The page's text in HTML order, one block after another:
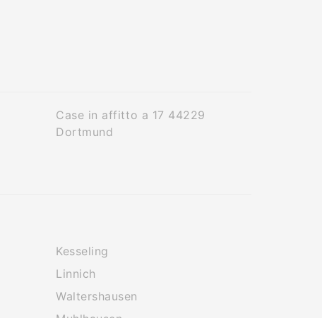
Case in affitto a 17 44229
Dortmund
Kesseling
Linnich
Waltershausen